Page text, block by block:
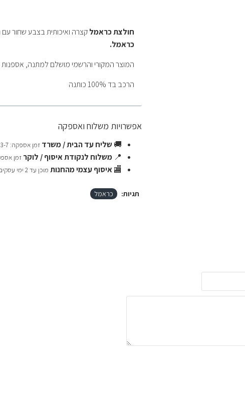
אפשרויות משלוח ואספקה
🚚 שליח עד הבית / משרד זמן אספקה: 3-7 ימי עסקים
📍 משלוח לנקודת איסוף / לוקר זמן אספקה: 2-5
🏬איסוף עצמי מהחנות מוכן עד 2 ימי עסקים בדיזנגוף סנטר
חולצת כראמלקצרה ואיכותית בצבע שחור
כראמל.
המוצר המקורי והרשמי מושלם למתנה,
הרכב בד 100% כותנה
תגיות: כראמל